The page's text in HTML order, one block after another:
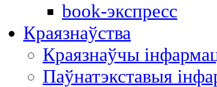
book-экспресс
Краязнаўства
Краязнаўчы
Паўнатэкставыя